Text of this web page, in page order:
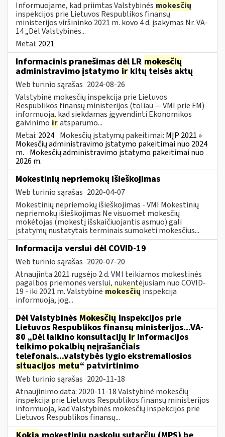
Informuojame, kad priimtas Valstybinės mokesčių
inspekcijos prie Lietuvos Respublikos finansų
ministerijos viršininko 2021 m. kovo 4 d. įsakymas Nr. VA-
14 „Dėl Valstybinės...
Metai: 2021
Informacinis pranešimas dėl LR mokesčių
administravimo įstatymo ir kitų teisės aktų
Web turinio sąrašas 2024-08-26
Valstybinė mokesčių inspekcija prie Lietuvos
Respublikos finansų ministerijos (toliau — VMI prie FM)
informuoja, kad siekdamas įgyvendinti Ekonomikos
gaivinimo iratsparumo...
Metai: 2024 Mokesčių įstatymų pakeitimai: MĮP 2021 »
Mokesčių administravimo įstatymo pakeitimai nuo 2024
m. Mokesčių administravimo įstatymo pakeitimai nuo
2026 m.
Mokestinių nepriemokų išieškojimas
Web turinio sąrašas 2020-04-07
Mokestinių nepriemokų išieškojimas - VMI Mokestinių
nepriemokų išieškojimas Ne visuomet mokesčių
mokėtojas (mokestį išskaičiuojantis asmuo) gali
įstatymų nustatytais terminais sumokėti mokesčius...
Informacija verslui dėl COVID-19
Web turinio sąrašas 2020-07-20
Atnaujinta 2021 rugsėjo 2 d. VMI teikiamos mokestinės
pagalbos priemonės verslui, nukentėjusiam nuo COVID-
19 - iki 2021 m. Valstybinė mokesčių inspekcija
informuoja, jog...
Dėl Valstybinės Mokesčių Inspekcijos prie
Lietuvos Respublikos finansų ministerijos...VA-
80 „Dėl laikino konsultacijų ir informacijos
teikimo pokalbių neįrašančiais
telefonais...valstybės lygio ekstremaliosios
situacijos metu“ patvirtinimo
Web turinio sąrašas 2020-11-18
Atnaujinimo data: 2020-11-18 Valstybinė mokesčių
inspekcija prie Lietuvos Respublikos finansų ministerijos
informuoja, kad Valstybinės mokesčių inspekcijos prie
Lietuvos Respublikos finansų...